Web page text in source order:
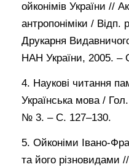
ойконімів України //
антропоніміки /
Друкарня
НАН України, 2005. –
4. Наукові читання
Українська мова /
№ 3. – С. 127–130.
5. Ойконіми Івано-
та його різновидами